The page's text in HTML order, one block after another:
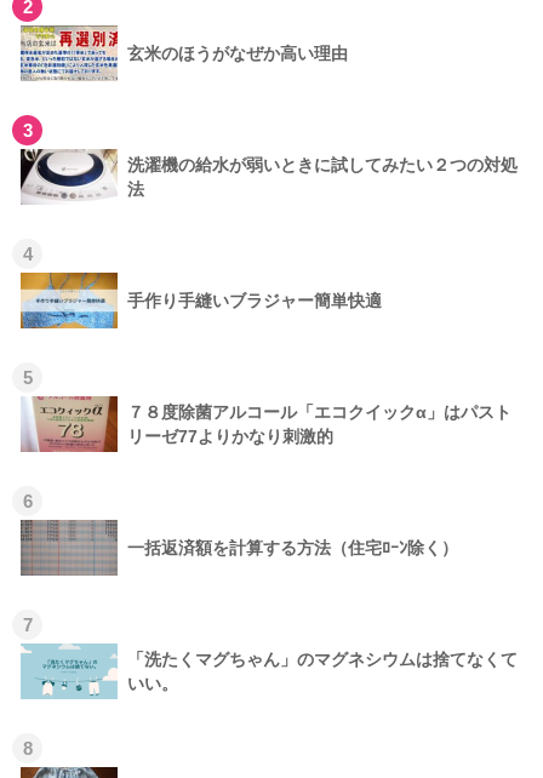
2
玄米のほうがなぜか高い理由
3
洗濯機の給水が弱いときに試してみたい２つの対処
法
4
手作り手縫いブラジャー簡単快適
5
７８度除菌アルコール「エコクイックα」はパスト
リーゼ77よりかなり刺激的
6
一括返済額を計算する方法（住宅ﾛｰﾝ除く）
7
「洗たくマグちゃん」のマグネシウムは捨てなくて
いい。
8